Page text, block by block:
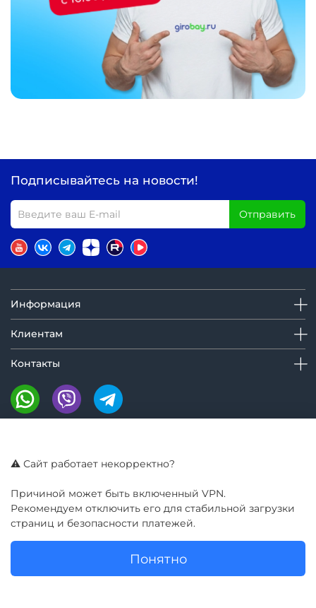
Подписывайтесь на новости!
Отправить
Информация
Клиентам
Контакты
⚠️ Сайт работает некорректно?
Причиной может быть включенный VPN.
Рекомендуем отключить его для стабильной загрузки
страниц и безопасности платежей.
Понятно